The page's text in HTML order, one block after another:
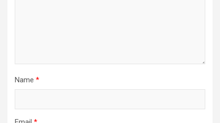
Name *